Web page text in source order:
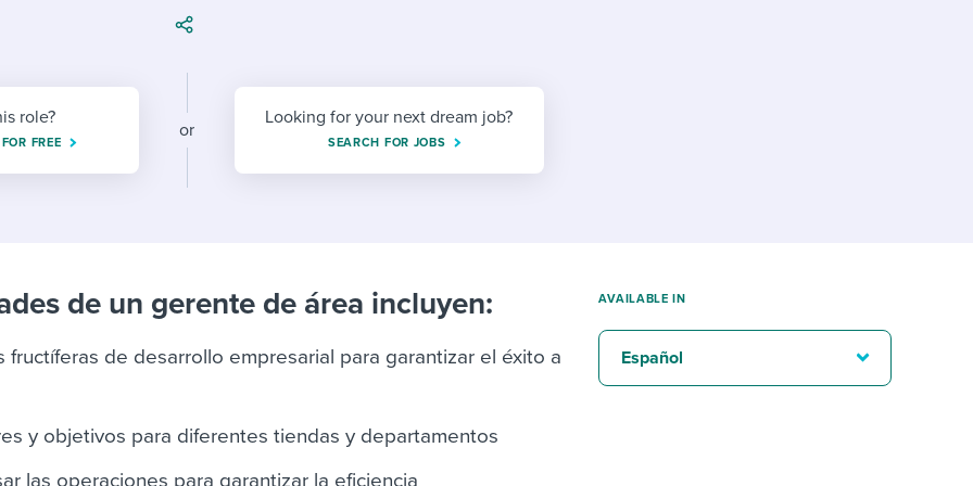
Workable customer stories
role?
FREE
or
Looking for your next dream job?
SEARCH FOR JOBS
de un gerente de área incluyen:
fructíferas de desarrollo empresarial para garantizar el éxito a
y objetivos para diferentes tiendas y departamentos
las operaciones para garantizar la eficiencia
AVAILABLE IN
Español